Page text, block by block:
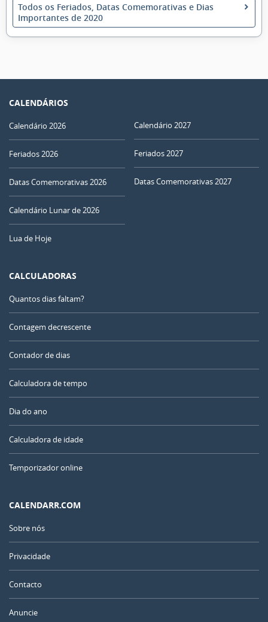
Todos os Feriados, Datas Comemorativas e Dias
Importantes de 2020
CALENDÁRIOS
Calendário 2026
Feriados 2026
Datas Comemorativas 2026
Calendário Lunar de 2026
Lua de Hoje
Calendário 2027
Feriados 2027
Datas Comemorativas 2027
CALCULADORAS
Quantos dias faltam?
Contagem decrescente
Contador de dias
Calculadora de tempo
Dia do ano
Calculadora de idade
Temporizador online
CALENDARR.COM
Sobre nós
Privacidade
Contacto
Anuncie